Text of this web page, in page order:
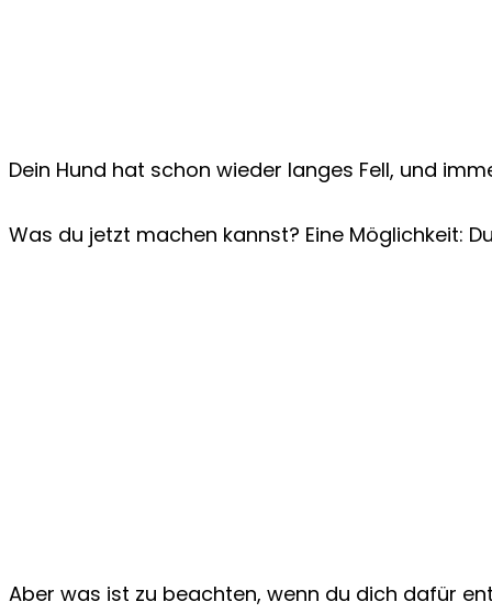
Dein Hund hat schon wieder langes Fell, und
Was du jetzt machen kannst? Eine Möglichkeit:
Aber was ist zu beachten, wenn du dich dafür